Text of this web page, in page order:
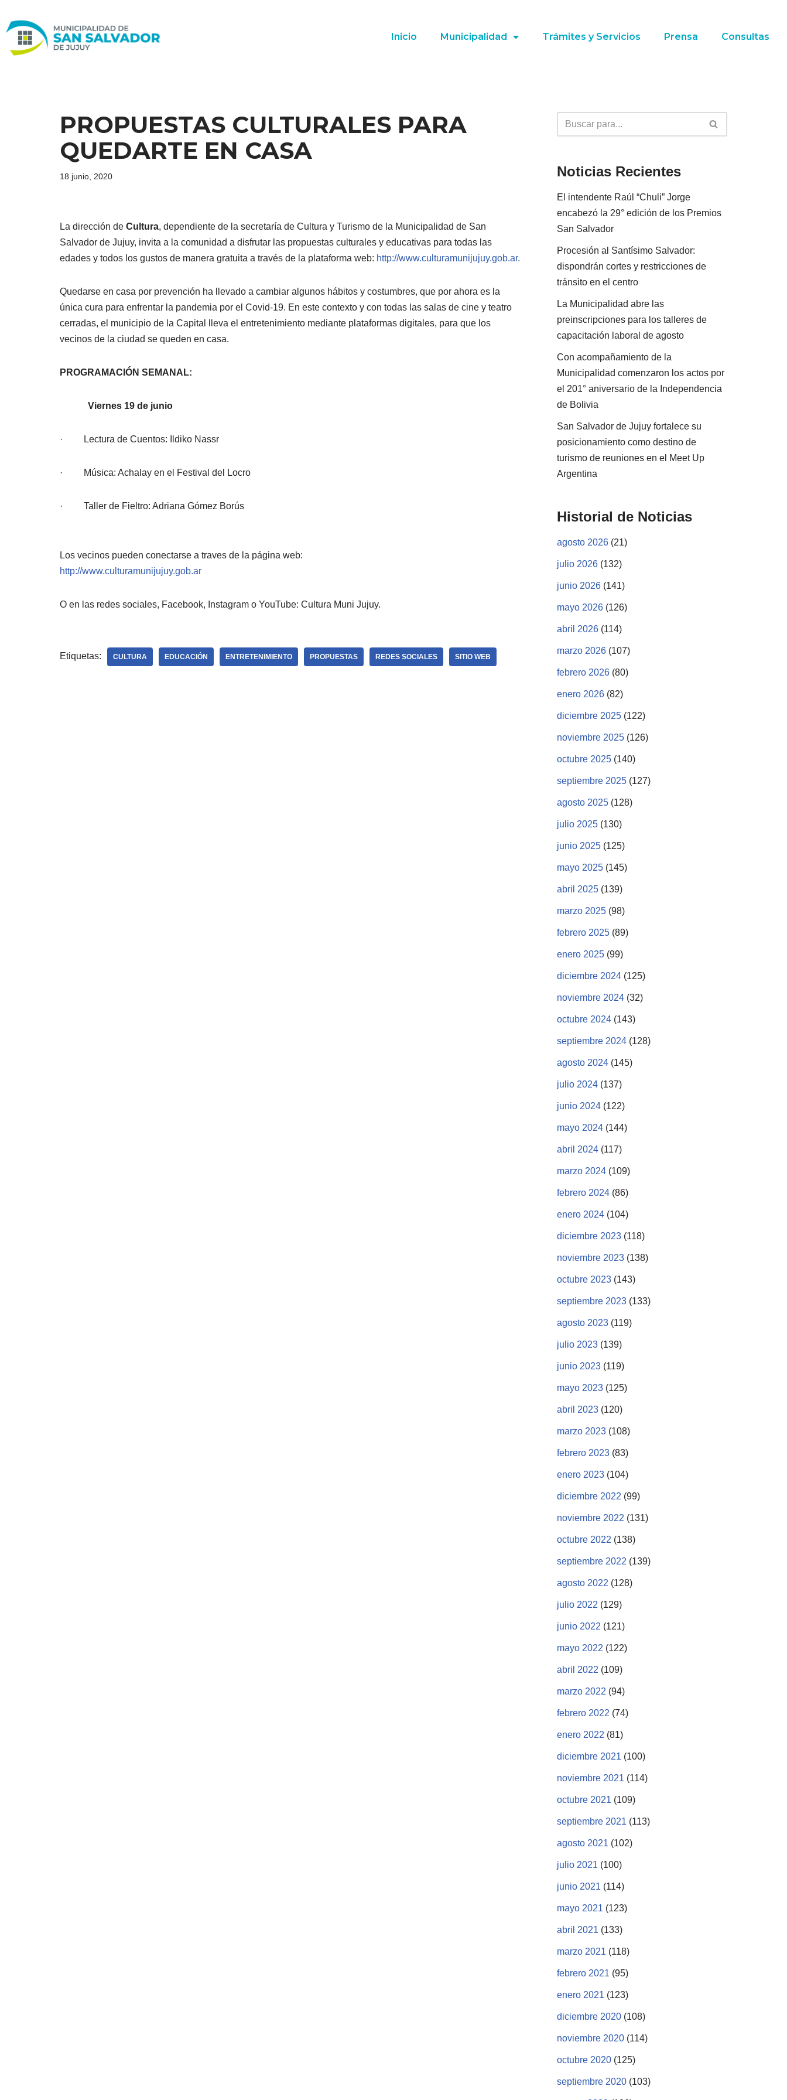
Ir
al
Inicio Municipalidad Trámites y Servicios Prensa Consultas
PROPUESTAS CULTURALES PARA
QUEDARTE EN CASA
18 junio, 2020
La dirección de Cultura, dependiente de la secretaría de Cultura y Turismo de la Municipalidad de San
Salvador de Jujuy, invita a la comunidad a disfrutar las propuestas culturales y educativas para todas las
edades y todos los gustos de manera gratuita a través de la plataforma web: http://www.culturamunijujuy.gob.ar.
Quedarse en casa por prevención ha llevado a cambiar algunos hábitos y costumbres, que por ahora es la
única cura para enfrentar la pandemia por el Covid-19. En este contexto y con todas las salas de cine y teatro
cerradas, el municipio de la Capital lleva el entretenimiento mediante plataformas digitales, para que los
vecinos de la ciudad se queden en casa.
PROGRAMACIÓN SEMANAL:
Viernes 19 de junio
· Lectura de Cuentos: Ildiko Nassr
· Música: Achalay en el Festival del Locro
· Taller de Fieltro: Adriana Gómez Borús
Los vecinos pueden conectarse a traves de la página web:
http://www.culturamunijujuy.gob.ar
O en las redes sociales, Facebook, Instagram o YouTube: Cultura Muni Jujuy.
Etiquetas: CULTURA EDUCACIÓN ENTRETENIMIENTO PROPUESTAS REDES SOCIALES SITIO WEB
Noticias Recientes
El intendente Raúl “Chuli” Jorge
encabezó la 29° edición de los Premios
San Salvador
Procesión al Santísimo Salvador:
dispondrán cortes y restricciones de
tránsito en el centro
La Municipalidad abre las
preinscripciones para los talleres de
capacitación laboral de agosto
Con acompañamiento de la
Municipalidad comenzaron los actos por
el 201° aniversario de la Independencia
de Bolivia
San Salvador de Jujuy fortalece su
posicionamiento como destino de
turismo de reuniones en el Meet Up
Argentina
Historial de Noticias
agosto 2026 (21)
julio 2026 (132)
junio 2026 (141)
mayo 2026 (126)
abril 2026 (114)
marzo 2026 (107)
febrero 2026 (80)
enero 2026 (82)
diciembre 2025 (122)
noviembre 2025 (126)
octubre 2025 (140)
septiembre 2025 (127)
agosto 2025 (128)
julio 2025 (130)
junio 2025 (125)
mayo 2025 (145)
abril 2025 (139)
marzo 2025 (98)
febrero 2025 (89)
enero 2025 (99)
diciembre 2024 (125)
noviembre 2024 (32)
octubre 2024 (143)
septiembre 2024 (128)
agosto 2024 (145)
julio 2024 (137)
junio 2024 (122)
mayo 2024 (144)
abril 2024 (117)
marzo 2024 (109)
febrero 2024 (86)
enero 2024 (104)
diciembre 2023 (118)
noviembre 2023 (138)
octubre 2023 (143)
septiembre 2023 (133)
agosto 2023 (119)
julio 2023 (139)
junio 2023 (119)
mayo 2023 (125)
abril 2023 (120)
marzo 2023 (108)
febrero 2023 (83)
enero 2023 (104)
diciembre 2022 (99)
noviembre 2022 (131)
octubre 2022 (138)
septiembre 2022 (139)
agosto 2022 (128)
julio 2022 (129)
junio 2022 (121)
mayo 2022 (122)
abril 2022 (109)
marzo 2022 (94)
febrero 2022 (74)
enero 2022 (81)
diciembre 2021 (100)
noviembre 2021 (114)
octubre 2021 (109)
septiembre 2021 (113)
agosto 2021 (102)
julio 2021 (100)
junio 2021 (114)
mayo 2021 (123)
abril 2021 (133)
marzo 2021 (118)
febrero 2021 (95)
enero 2021 (123)
diciembre 2020 (108)
noviembre 2020 (114)
octubre 2020 (125)
septiembre 2020 (103)